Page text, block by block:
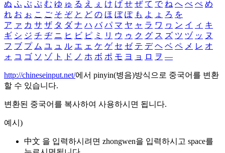
ぬ ふ ぶ ぷ む ゆ ゅ る え ぇ け げ せ ぜ て で ね へ べ ぺ め
れ お ぉ こ ご そ ぞ と ど の ほ ぼ ぽ も よ ょ ろ を
ア ァ カ サ ザ タ ダ ナ ハ バ パ マ ヤ ャ ラ ワ ヮ ン イ ィ キ
ギ シ ジ チ ヂ ニ ヒ ビ ピ ミ リ ウ ゥ ク グ ス ズ ツ ヅ ッ ヌ
フ ブ プ ム ユ ュ ル エ ェ ケ ゲ セ ゼ テ デ ヘ ベ ペ メ レ オ
ォ コ ゴ ソ ゾ ト ド ノ ホ ボ ポ モ ヨ ョ ロ ヲ ―
http://chineseinput.net/에서 pinyin(병음)방식으로 중국어를 변환
할 수 있습니다.
변환된 중국어를 복사하여 사용하시면 됩니다.
예시)
中文 을 입력하시려면 zhongwen을 입력하시고 space를